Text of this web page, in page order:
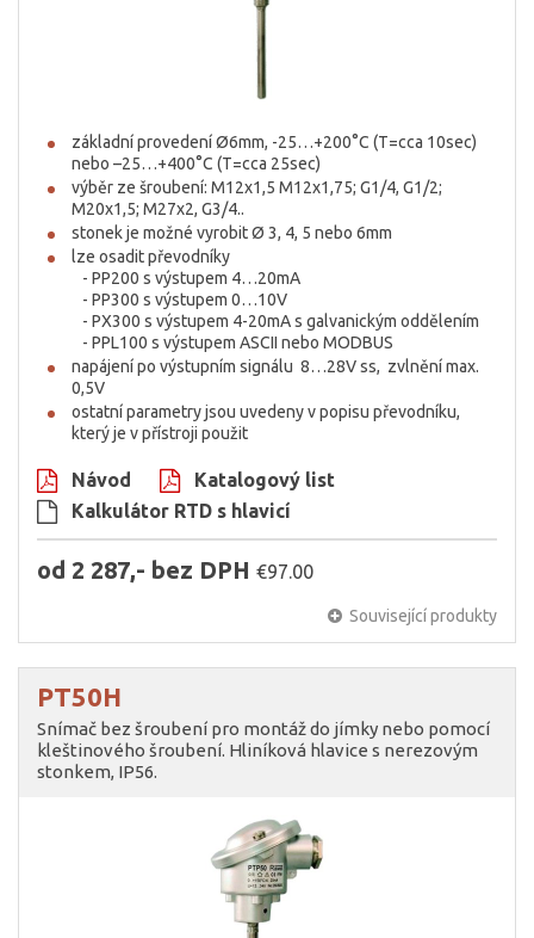
základní provedení Ø6mm, -25…+200°C (T=cca 10sec)
nebo –25…+400°C (T=cca 25sec)
výběr ze šroubení: M12x1,5 M12x1,75; G1/4, G1/2;
M20x1,5; M27x2, G3/4..
stonek je možné vyrobit Ø 3, 4, 5 nebo 6mm
lze osadit převodníky
- PP200 s výstupem 4…20mA
- PP300 s výstupem 0…10V
- PX300 s výstupem 4-20mA s galvanickým oddělením
- PPL100 s výstupem ASCII nebo MODBUS
napájení po výstupním signálu 8…28V ss, zvlnění max.
0,5V
ostatní parametry jsou uvedeny v popisu převodníku,
který je v přístroji použit
Návod
Katalogový list
Kalkulátor RTD s hlavicí
od 2 287,- bez DPH €97.00
Související produkty
PT50H
Snímač bez šroubení pro montáž do jímky nebo pomocí
kleštinového šroubení. Hliníková hlavice s nerezovým
stonkem, IP56.